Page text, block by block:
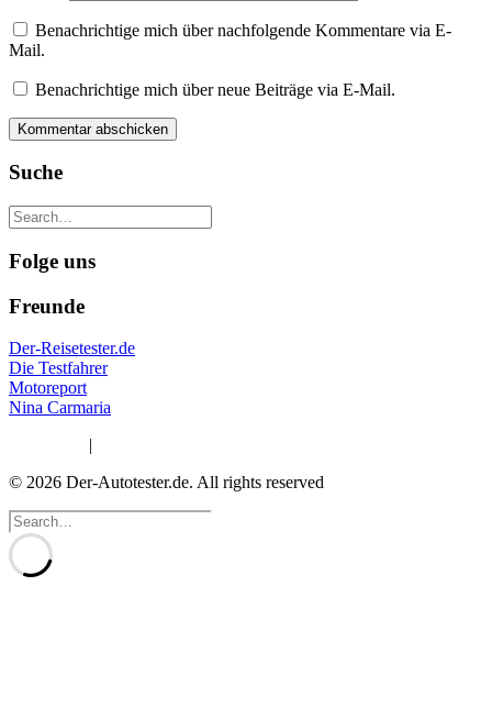
Benachrichtige mich über nachfolgende Kommentare via E-
Mail.
Benachrichtige mich über neue Beiträge via E-Mail.
Suche
Folge uns
Freunde
Der-Reisetester.de
Die Testfahrer
Motoreport
Nina Carmaria
|
© 2026 Der-Autotester.de. All rights reserved